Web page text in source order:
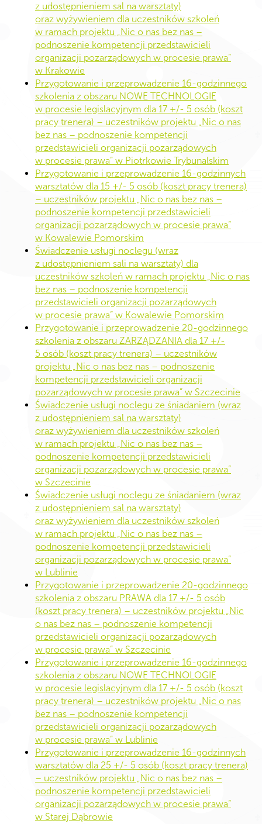
z udostępnieniem sal na warsztaty)
oraz wyżywieniem dla uczestników szkoleń
w ramach projektu „Nic o nas bez nas –
podnoszenie kompetencji przedstawicieli
organizacji pozarządowych w procesie prawa”
w Krakowie
Przygotowanie i przeprowadzenie 16-godzinnego
szkolenia z obszaru NOWE TECHNOLOGIE
w procesie legislacyjnym dla 17 +/- 5 osób (koszt
pracy trenera) – uczestników projektu „Nic o nas
bez nas – podnoszenie kompetencji
przedstawicieli organizacji pozarządowych
w procesie prawa” w Piotrkowie Trybunalskim
Przygotowanie i przeprowadzenie 16-godzinnych
warsztatów dla 15 +/- 5 osób (koszt pracy trenera)
– uczestników projektu „Nic o nas bez nas –
podnoszenie kompetencji przedstawicieli
organizacji pozarządowych w procesie prawa”
w Kowalewie Pomorskim
Świadczenie usługi noclegu (wraz
z udostępnieniem sali na warsztaty) dla
uczestników szkoleń w ramach projektu „Nic o nas
bez nas – podnoszenie kompetencji
przedstawicieli organizacji pozarządowych
w procesie prawa” w Kowalewie Pomorskim
Przygotowanie i przeprowadzenie 20-godzinnego
szkolenia z obszaru ZARZĄDZANIA dla 17 +/-
5 osób (koszt pracy trenera) – uczestników
projektu „Nic o nas bez nas – podnoszenie
kompetencji przedstawicieli organizacji
pozarządowych w procesie prawa” w Szczecinie
Świadczenie usługi noclegu ze śniadaniem (wraz
z udostępnieniem sal na warsztaty)
oraz wyżywieniem dla uczestników szkoleń
w ramach projektu „Nic o nas bez nas –
podnoszenie kompetencji przedstawicieli
organizacji pozarządowych w procesie prawa”
w Szczecinie
Świadczenie usługi noclegu ze śniadaniem (wraz
z udostępnieniem sal na warsztaty)
oraz wyżywieniem dla uczestników szkoleń
w ramach projektu „Nic o nas bez nas –
podnoszenie kompetencji przedstawicieli
organizacji pozarządowych w procesie prawa”
w Lublinie
Przygotowanie i przeprowadzenie 20-godzinnego
szkolenia z obszaru PRAWA dla 17 +/- 5 osób
(koszt pracy trenera) – uczestników projektu „Nic
o nas bez nas – podnoszenie kompetencji
przedstawicieli organizacji pozarządowych
w procesie prawa” w Szczecinie
Przygotowanie i przeprowadzenie 16-godzinnego
szkolenia z obszaru NOWE TECHNOLOGIE
w procesie legislacyjnym dla 17 +/- 5 osób (koszt
pracy trenera) – uczestników projektu „Nic o nas
bez nas – podnoszenie kompetencji
przedstawicieli organizacji pozarządowych
w procesie prawa” w Lublinie
Przygotowanie i przeprowadzenie 16-godzinnych
warsztatów dla 25 +/- 5 osób (koszt pracy trenera)
– uczestników projektu „Nic o nas bez nas –
podnoszenie kompetencji przedstawicieli
organizacji pozarządowych w procesie prawa”
w Starej Dąbrowie